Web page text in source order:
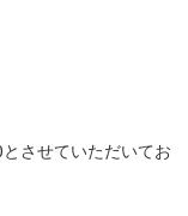
させていただいてお